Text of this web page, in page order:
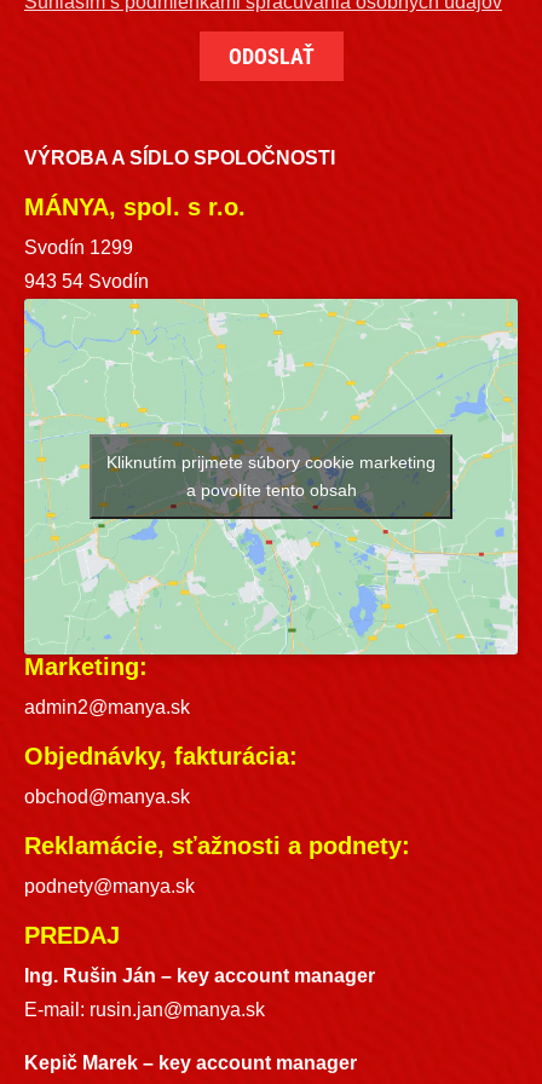
VÝROBA A SÍDLO SPOLOČNOSTI
MÁNYA, spol. s r.o.
Svodín 1299
943 54 Svodín
Kliknutím prijmete súbory cookie marketing
a povolíte tento obsah
Marketing:
admin2@manya.sk
Objednávky, fakturácia:
obchod@manya.sk
Reklamácie, sťažnosti a podnety:
podnety@manya.sk
PREDAJ
Ing. Rušin Ján – key account manager
E-mail: rusin.jan@manya.sk
Kepič Marek – key account manager